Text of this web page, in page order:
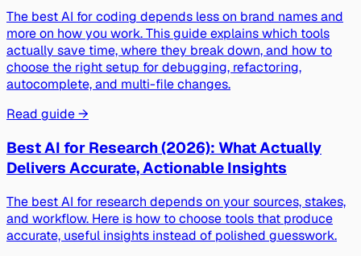
The best AI for coding depends less on brand names and
more on how you work. This guide explains which tools
actually save time, where they break down, and how to
choose the right setup for debugging, refactoring,
autocomplete, and multi-file changes.
Read guide →
Best AI for Research (2026): What Actually
Delivers Accurate, Actionable Insights
The best AI for research depends on your sources, stakes,
and workflow. Here is how to choose tools that produce
accurate, useful insights instead of polished guesswork.